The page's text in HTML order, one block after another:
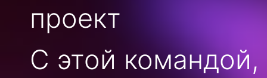
проект
С этой командой,